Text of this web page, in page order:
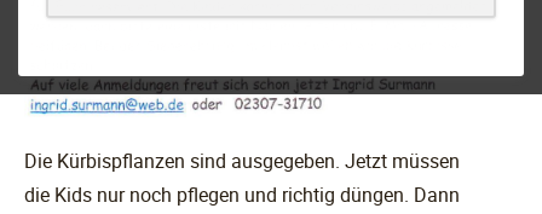
Die Kürbispflanzen sind ausgegeben. Jetzt müssen
die Kids nur noch pflegen und richtig düngen. Dann